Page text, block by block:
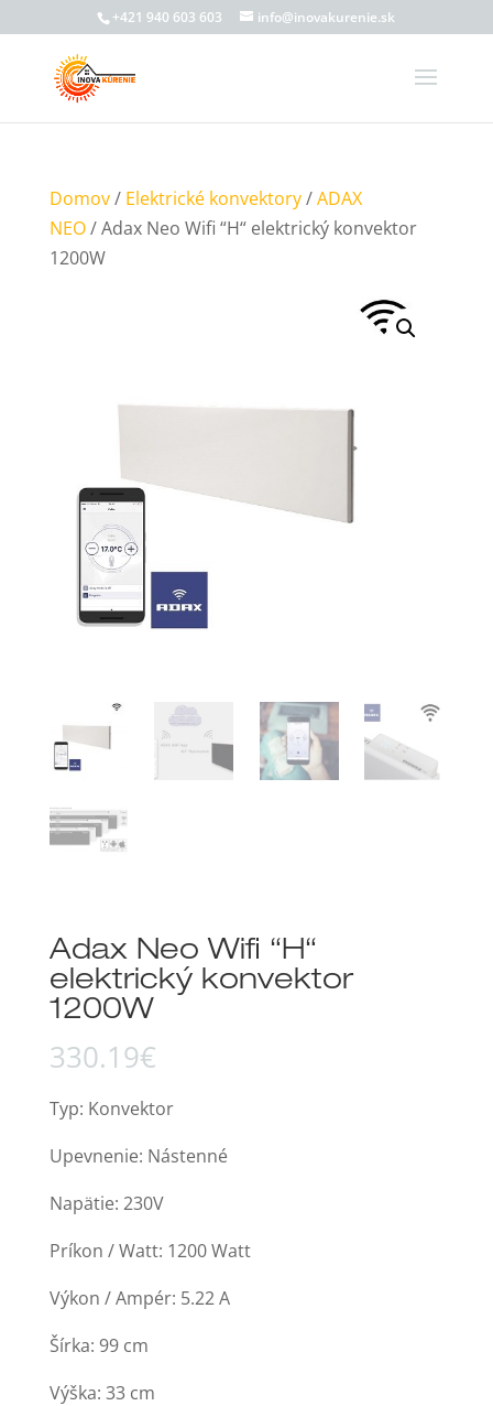
+421 940 603 603 info@inovakurenie.sk
Domov/ Elektrické konvektory/ADAX
NEO/ Adax Neo Wifi “H“ elektrický konvektor
1200W
Adax Neo Wifi “H“
elektrický konvektor
1200W
330.19€
Typ: Konvektor
Upevnenie: Nástenné
Napätie: 230V
Príkon / Watt: 1200 Watt
Výkon / Ampér: 5.22 A
Šírka: 99 cm
Výška: 33 cm